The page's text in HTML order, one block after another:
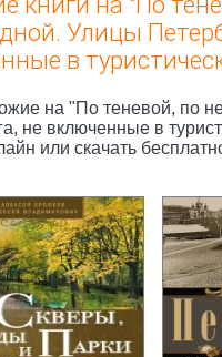
Улицы
в
на "По теневой, по
не включенные в
или скачать